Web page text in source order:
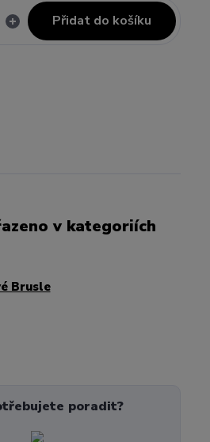
Přidat do košíku
v kategoriích
Brusle
poradit?